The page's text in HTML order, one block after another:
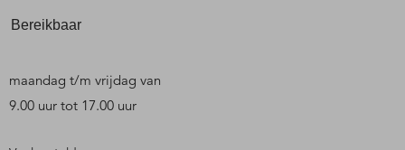
Bereikbaar
maandag t/m vrijdag van
9.00 uur tot 17.00 uur